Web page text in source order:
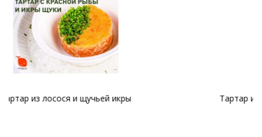
Тартар из форели с авокадо и красной икрой